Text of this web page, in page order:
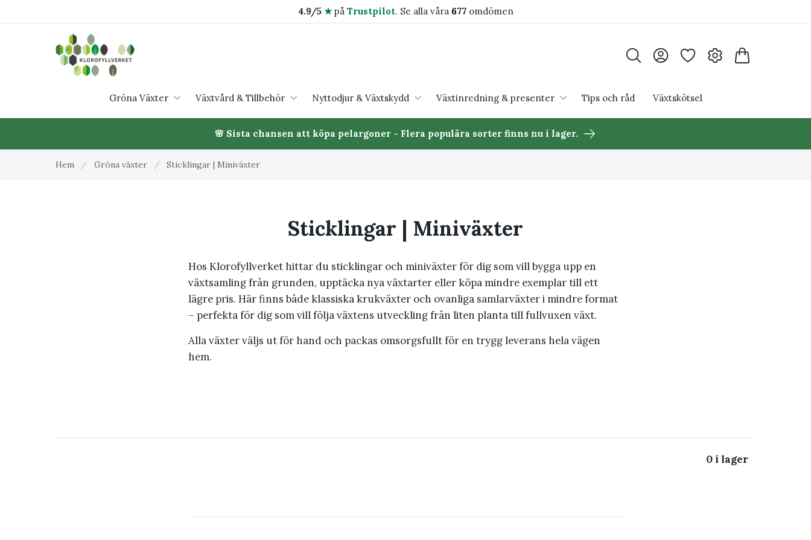
4.9/5 ★på Trustpilot. Se alla våra 677omdömen
Gröna Växter Växtvård & Tillbehör Nyttodjur & Växtskydd Växtinredning & presenter Tips och råd Växtskötsel
🌸 Sista chansen att köpa pelargoner - Flera populära sorter finns nu i lager.
Hem / Gröna växter / Sticklingar | Miniväxter
Sticklingar | Miniväxter
Hos Klorofyllverket hittar du sticklingar och miniväxter för dig som vill bygga upp en
växtsamling från grunden, upptäcka nya växtarter eller köpa mindre exemplar till ett
lägre pris. Här finns både klassiska krukväxter och ovanliga samlarväxter i mindre format
– perfekta för dig som vill följa växtens utveckling från liten planta till fullvuxen växt.
Alla växter väljs ut för hand och packas omsorgsfullt för en trygg leverans hela vägen
hem.
0 i lager